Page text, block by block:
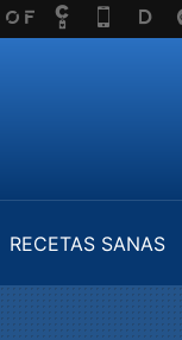
RECETAS SANAS